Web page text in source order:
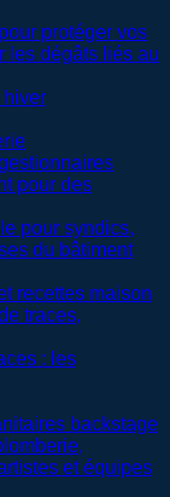
hiver
pour syndics,
du bâtiment
: les